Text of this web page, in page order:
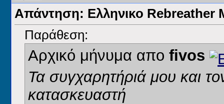
Απάντηση: Ελληνικο Rebreather
Παράθεση:
Αρχικό μήνυμα απο fivos
Τα συγχαρητήριά μου και
κατασκευαστή